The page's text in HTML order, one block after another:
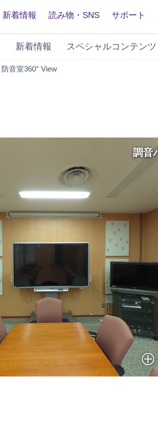
新着情報 読み物・SNS サポート
新着情報 スペシャルコンテンツ
防音室360° View